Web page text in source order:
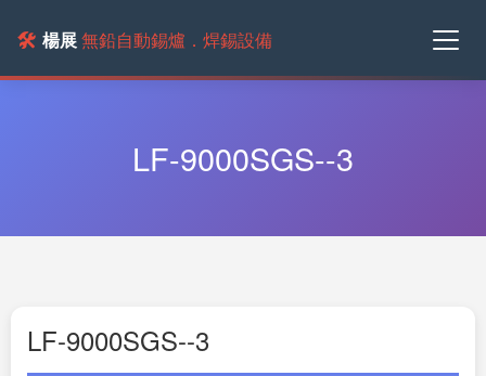
🛠️ 楊展無鉛自動錫爐．焊錫設備
LF-9000SGS--3
LF-9000SGS--3